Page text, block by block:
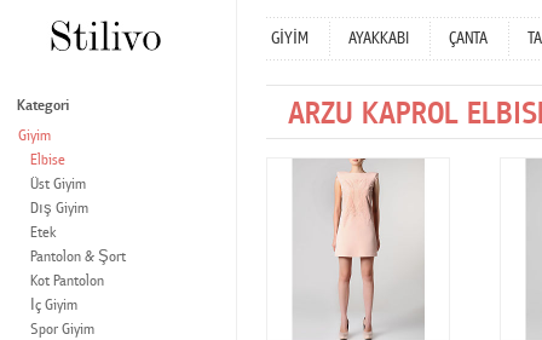
GİYİM AYAKKABI ÇANTA
ARZU KAPROL
Kategori
Giyim
Elbise
Üst Giyim
Dış Giyim
Etek
Pantolon & Şort
Kot Pantolon
İç Giyim
Spor Giyim